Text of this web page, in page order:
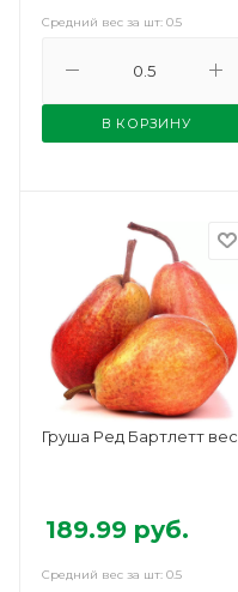
Средний вес за шт: 0.5
В КОРЗИНУ
Груша Ред Бартлетт вес
189.99 руб.
Средний вес за шт: 0.5